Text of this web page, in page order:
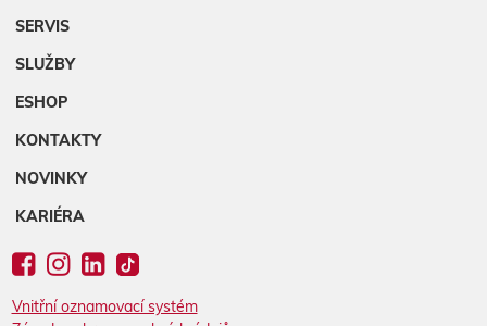
SERVIS
SLUŽBY
ESHOP
KONTAKTY
NOVINKY
KARIÉRA
Vnitřní oznamovací systém